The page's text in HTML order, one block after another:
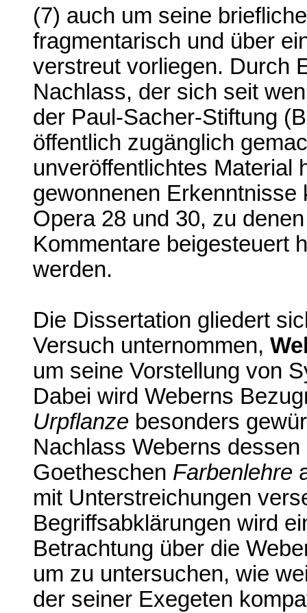
(7) auch um seine
fragmentarisch und über
verstreut vorliegen. Durch
Nachlass, der sich seit
der Paul-Sacher-Stiftung
öffentlich zugänglich
unveröffentlichtes Material
gewonnenen Erkenntnisse
Opera 28 und 30, zu
Kommentare beigesteuert
werden.
Die Dissertation gliedert
Versuch unternommen,
um seine Vorstellung von
Dabei wird Weberns
Urpflanze besonders
Nachlass Weberns
Goetheschen Farbenlehre
mit Unterstreichungen
Begriffsabklärungen wird
Betrachtung über die
um zu untersuchen, wie
der seiner Exegeten